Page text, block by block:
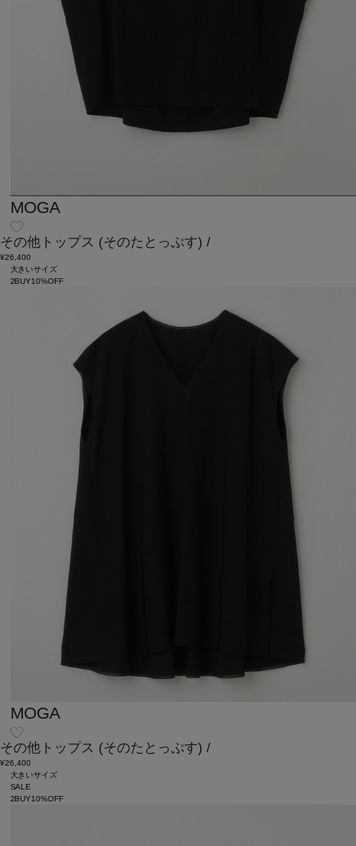
MOGA
その他トップス (そのたとっぷす) /
¥26,400
大きいサイズ
2BUY10%OFF
MOGA
その他トップス (そのたとっぷす) /
¥26,400
大きいサイズ
SALE
2BUY10%OFF